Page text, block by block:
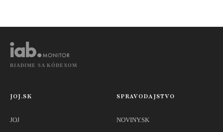
RIADIME SA KÓDEXOM
JOJ.SK
JOJ
SPRAVODAJSTVO
NOVINY.SK